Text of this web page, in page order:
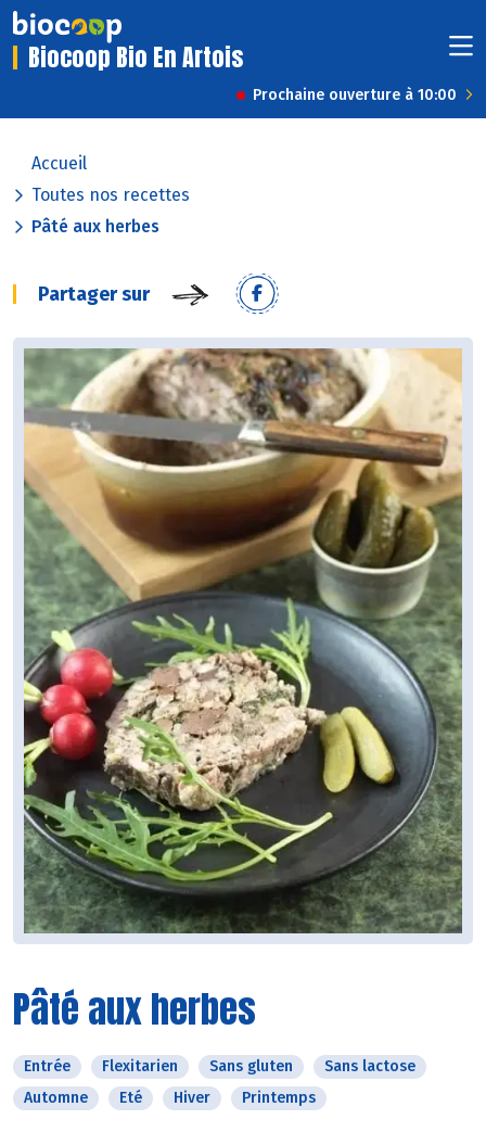
Biocoop Bio En Artois
Prochaine ouverture à 10:00
Accueil
Toutes nos recettes
Pâté aux herbes
Partager sur
Pâté aux herbes
Entrée Flexitarien Sans gluten
Sans lactose
Automne
Eté Hiver Printemps